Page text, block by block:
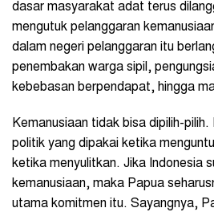
dasar masyarakat adat terus
mengutuk pelanggaran
dalam negeri pelanggaran itu
penembakan warga sipil,
kebebasan berpendapat, hingga
Kemanusiaan tidak bisa dipilih-
politik yang dipakai ketika
ketika menyulitkan. Jika Indonesia
kemanusiaan, maka Papua
utama komitmen itu. Sayangnya,